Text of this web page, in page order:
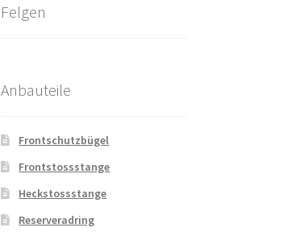
Felgen
Anbauteile
Frontschutzbügel
Frontstossstange
Heckstossstange
Reserveradring